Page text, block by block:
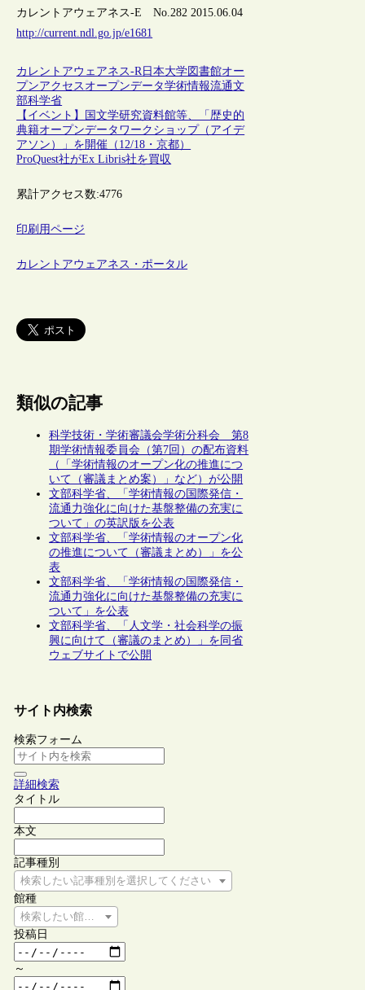
カレントアウェアネス-E No.282 2015.06.04
http://current.ndl.go.jp/e1681
カレントアウェアネス-R 日本大学図書館オー
プンアクセス オープンデータ学術情報流通文
部科学省
【イベント】国文学研究資料館等、「歴史的
典籍オープンデータワークショップ（アイデ
アソン）」を開催（12/18・京都）
ProQuest社がEx Libris社を買収
累計アクセス数:4776
印刷用ページ
カレントアウェアネス・ポータル
類似の記事
科学技術・学術審議会学術分科会 第8
期学術情報委員会（第7回）の配布資料
（「学術情報のオープン化の推進につ
いて（審議まとめ案）」など）が公開
文部科学省、「学術情報の国際発信・
流通力強化に向けた基盤整備の充実に
ついて」の英訳版を公表
文部科学省、「学術情報のオープン化
の推進について（審議まとめ）」を公
表
文部科学省、「学術情報の国際発信・
流通力強化に向けた基盤整備の充実に
ついて」を公表
文部科学省、「人文学・社会科学の振
興に向けて（審議のまとめ）」を同省
ウェブサイトで公開
サイト内検索
検索フォーム
詳細検索
タイトル
本文
記事種別
検索したい記事種別を選択してください
館種
検索したい館種を選択してください
投稿日
～